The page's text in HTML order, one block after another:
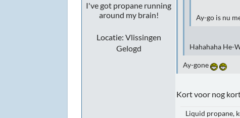
I've got propane running
around my brain!
Locatie: Vlissingen
Gelogd
Ay-go is nu
Hahahaha He-
Ay-gone
Kort voor nog
Liquid propane,